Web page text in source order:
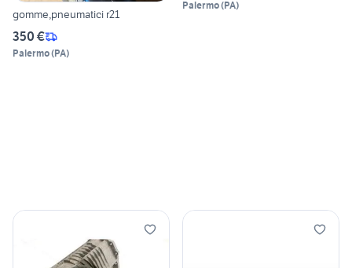
gomme,pneumatici r21
350 €
Palermo(PA)
Palermo(PA)